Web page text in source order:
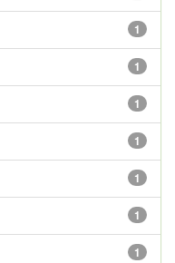
1
1
1
1
1
1
1